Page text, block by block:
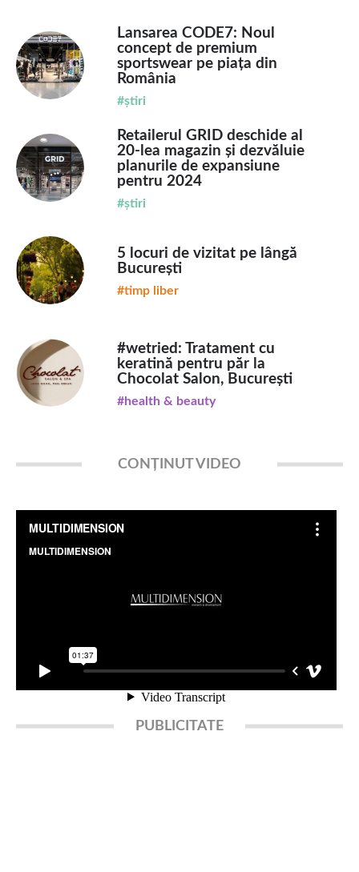
Lansarea CODE7: Noul
concept de premium
sportswear pe piața din
România
#știri
Retailerul GRID deschide al
20-lea magazin și dezvăluie
planurile de expansiune
pentru 2024
#știri
5 locuri de vizitat pe lângă
București
#timp liber
#wetried: Tratament cu
keratină pentru păr la
Chocolat Salon, București
#health & beauty
CONȚINUT VIDEO
PUBLICITATE